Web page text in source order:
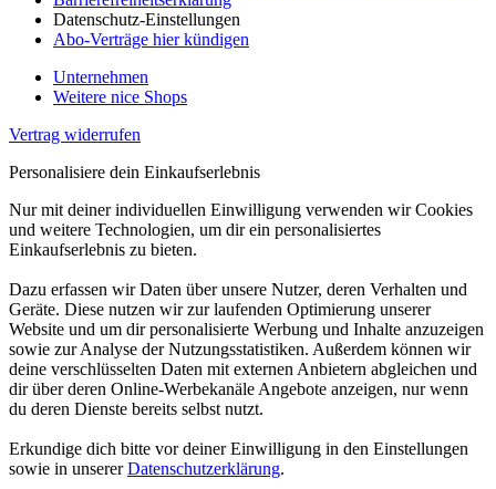
Datenschutz-Einstellungen
Abo-Verträge hier kündigen
Unternehmen
Weitere nice Shops
Vertrag widerrufen
Personalisiere dein Einkaufserlebnis
Nur mit deiner individuellen Einwilligung verwenden wir Cookies
und weitere Technologien, um dir ein personalisiertes
Einkaufserlebnis zu bieten.
Dazu erfassen wir Daten über unsere Nutzer, deren Verhalten und
Geräte. Diese nutzen wir zur laufenden Optimierung unserer
Website und um dir personalisierte Werbung und Inhalte anzuzeigen
sowie zur Analyse der Nutzungsstatistiken. Außerdem können wir
deine verschlüsselten Daten mit externen Anbietern abgleichen und
dir über deren Online-Werbekanäle Angebote anzeigen, nur wenn
du deren Dienste bereits selbst nutzt.
Erkundige dich bitte vor deiner Einwilligung in den Einstellungen
sowie in unsererDatenschutzerklärung.